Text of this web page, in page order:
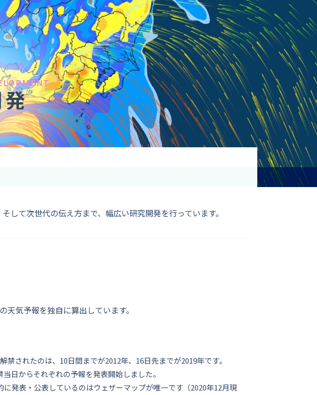
のご依頼
information
（予報・実績）
提供
ト予報
報提供
資格取得支援
Education
気象予報士講座について
気象予報士講座クリア
講座一覧
受講のご案内
て次世代の伝え方まで、幅広い研究開発を行っています。
気予報を独自に算出しています。
禁されたのは、10日間までが2012年、16日先までが2019年です。
日からそれぞれの予報を発表開始しました。
に発表・公表しているのはウェザーマップが唯一です（2020年12月現